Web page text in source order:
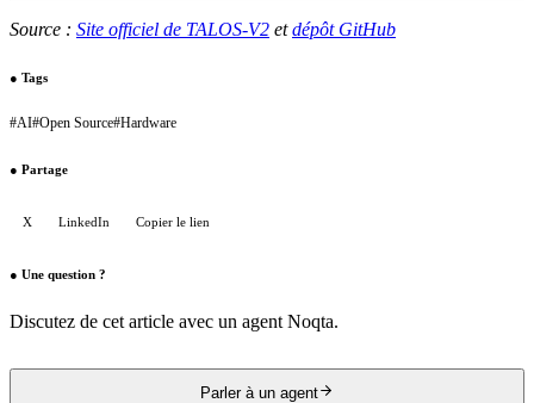
Source : Site officiel de TALOS-V2 etdépôt GitHub
● Tags
#AI#Open Source#Hardware
● Partage
X LinkedIn Copier le lien
● Une question ?
Discutez de cet article avec un agent Noqta.
Parler à un agent